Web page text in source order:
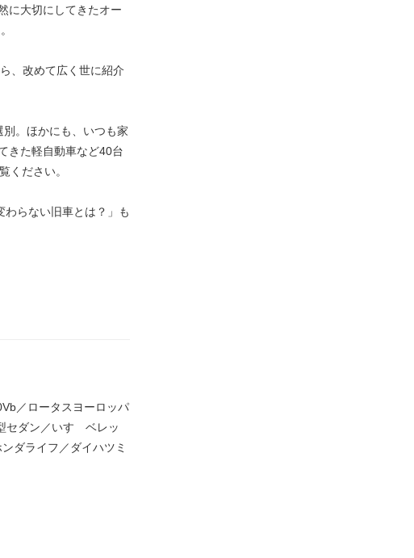
に大切にしてきたオー
、改めて広く世に紹介
。ほかにも、いつも家
きた軽自動車など40台
ください。
らない旧車とは？」も
／ロータスヨーロッパ
セダン／いすゞベレッ
ダライフ／ダイハツミ